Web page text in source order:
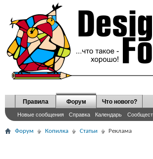
Правила Форум
Новые сообщения Справка Календарь
Что нового?
Форум Копилка Статьи Реклама